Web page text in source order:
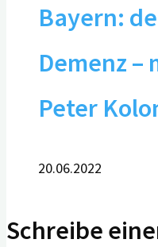
Bayern:
Demenz –
Peter
20.06.2022
Schreibe